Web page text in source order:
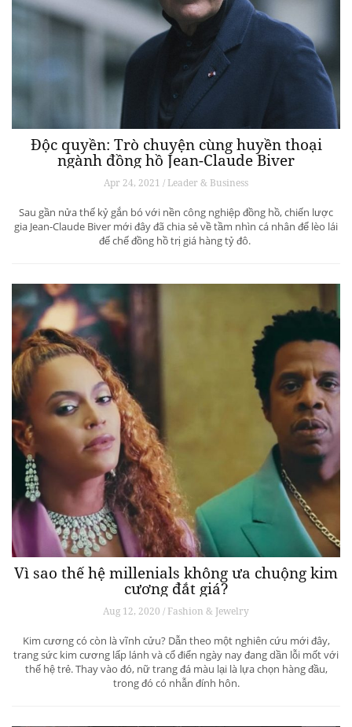
Độc quyền: Trò chuyện cùng huyền thoại
ngành đồng hồ Jean-Claude Biver
Apr 24, 2021 / Leader & Business
Sau gần nửa thế kỷ gắn bó với nền công nghiệp đồng hồ, chiến lược
gia Jean-Claude Biver mới đây đã chia sẻ về tầm nhìn cá nhân để lèo lái
đế chế đồng hồ trị giá hàng tỷ đô.
Vì sao thế hệ millenials không ưa chuộng kim
cương đắt giá?
Aug 12, 2020 / Fashion & Jewelry
Kim cương có còn là vĩnh cửu? Dẫn theo một nghiên cứu mới đây,
trang sức kim cương lấp lánh và cổ điển ngày nay đang dần lỗi mốt với
thế hệ trẻ. Thay vào đó, nữ trang đá màu lại là lựa chọn hàng đầu,
trong đó có nhẫn đính hôn.